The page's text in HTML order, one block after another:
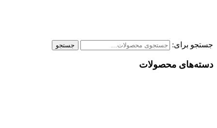
جستجو برای: جستجو
دسته‌های محصولات